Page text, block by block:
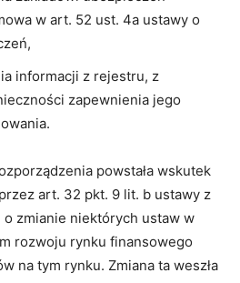
w art. 52 ust. 4a ustawy o
informacji z rejestru, z
zapewnienia jego
powstała wskutek
art. 32 pkt. 9 lit. b ustawy z
zmianie niektórych ustaw w
rozwoju rynku finansowego
na tym rynku. Zmiana ta weszła